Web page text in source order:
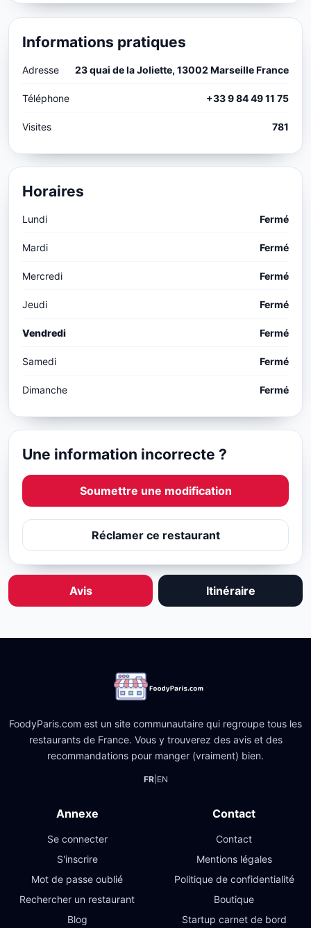
Informations pratiques
Adresse 23 quai de la Joliette, 13002 Marseille France
Téléphone +33 9 84 49 11 75
Visites 781
Horaires
Lundi Fermé
Mardi Fermé
Mercredi Fermé
Jeudi Fermé
Vendredi Fermé
Samedi Fermé
Dimanche Fermé
Une information incorrecte ?
Soumettre une modification
Réclamer ce restaurant
Avis Itinéraire
FoodyParis.com est un site communautaire qui regroupe tous les
restaurants de France. Vous y trouverez des avis et des
recommandations pour manger (vraiment) bien.
FR| EN
Annexe
Se connecter
S'inscrire
Mot de passe oublié
Rechercher un restaurant
Blog
Contact
Contact
Mentions légales
Politique de confidentialité
Boutique
Startup carnet de bord